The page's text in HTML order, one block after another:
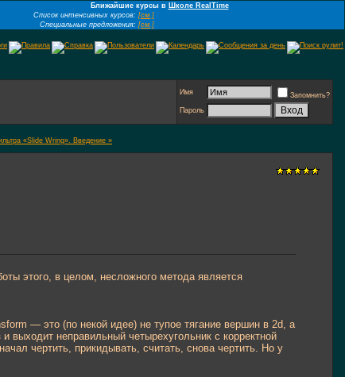
Ближайшие курсы в Школе RealTime
Список интенсивных курсов: [см.]
Специальные предложения: [см.]
Имя
Запомнить?
Пароль
«Slide Wring». Введение »
этого, в целом, несложного метода является
— это (по некой идее) не тупое тягание вершин в 2d, а
выходит неправильный четырехугольник с корректной
чертить, прикидывать, считать, снова чертить. Но у